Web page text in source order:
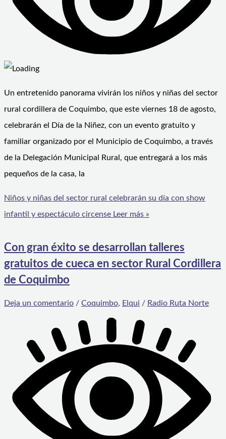
Un entretenido panorama vivirán los niños y niñas del sector
rural cordillera de Coquimbo, que este viernes 18 de agosto,
celebrarán el Día de la Niñez, con un evento gratuito y
familiar organizado por el Municipio de Coquimbo, a través
de la Delegación Municipal Rural, que entregará a los más
pequeños de la casa, la
Niños y niñas del sector rural celebrarán su día con show
infantil y espectáculo circense Leer más »
Con gran éxito se desarrollan talleres
gratuitos de cueca en sector Rural Cordillera
de Coquimbo
Deja un comentario / Coquimbo, Elqui / Radio Ruta Norte